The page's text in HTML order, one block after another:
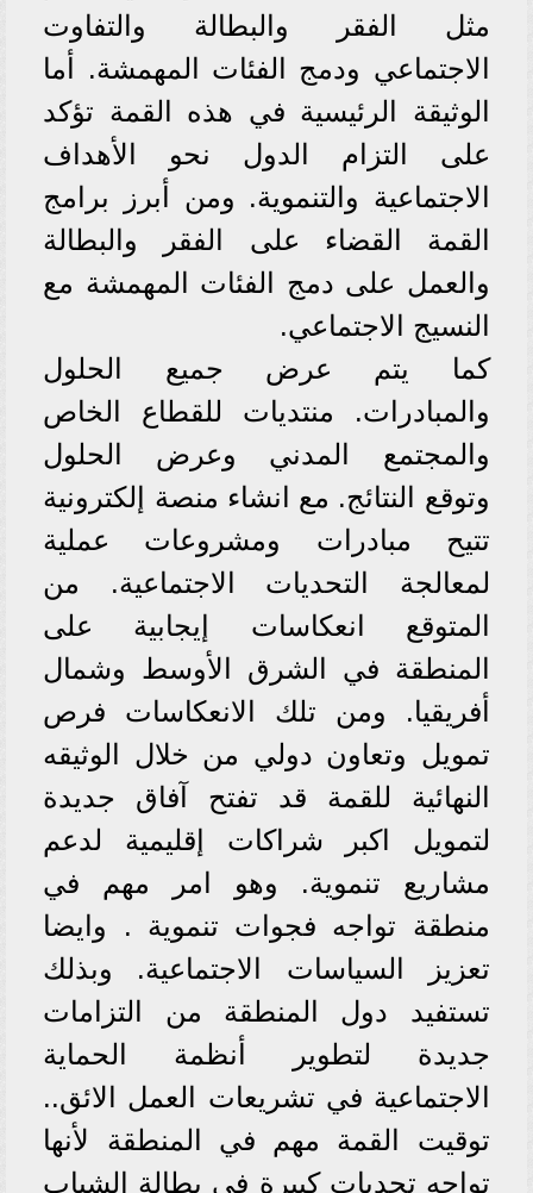
مثل الفقر والبطالة والتفاوت
الاجتماعي ودمج الفئات المهمشة. أما
الوثيقة الرئيسية في هذه القمة تؤكد
على التزام الدول نحو الأهداف
الاجتماعية والتنموية. ومن أبرز برامج
القمة القضاء على الفقر والبطالة
والعمل على دمج الفئات المهمشة مع
النسيج الاجتماعي.
كما يتم عرض جميع الحلول
والمبادرات. منتديات للقطاع الخاص
والمجتمع المدني وعرض الحلول
وتوقع النتائج. مع انشاء منصة إلكترونية
تتيح مبادرات ومشروعات عملية
لمعالجة التحديات الاجتماعية. من
المتوقع انعكاسات إيجابية على
المنطقة في الشرق الأوسط وشمال
أفريقيا. ومن تلك الانعكاسات فرص
تمويل وتعاون دولي من خلال الوثيقه
النهائية للقمة قد تفتح آفاق جديدة
لتمويل اكبر شراكات إقليمية لدعم
مشاريع تنموية. وهو امر مهم في
منطقة تواجه فجوات تنموية . وايضا
تعزيز السياسات الاجتماعية. وبذلك
تستفيد دول المنطقة من التزامات
جديدة لتطوير أنظمة الحماية
الاجتماعية في تشريعات العمل الائق..
توقيت القمة مهم في المنطقة لأنها
تواجه تحديات كبيرة في بطالة الشباب